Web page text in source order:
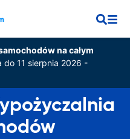
na całym
11 sierpnia 2026 -